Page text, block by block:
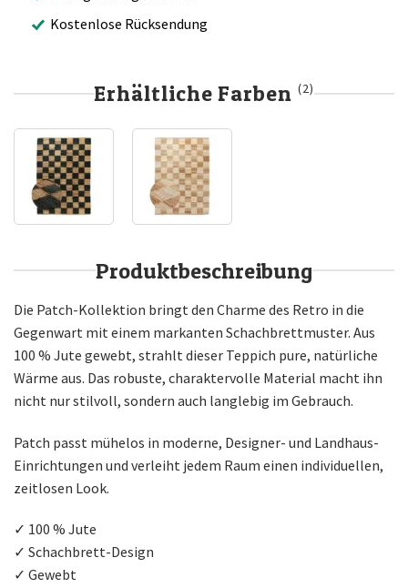
Kostenlose Rücksendung
Erhältliche Farben(2)
Produktbeschreibung
Die Patch-Kollektion bringt den Charme des Retro in die
Gegenwart mit einem markanten Schachbrettmuster. Aus
100 % Jute gewebt, strahlt dieser Teppich pure, natürliche
Wärme aus. Das robuste, charaktervolle Material macht ihn
nicht nur stilvoll, sondern auch langlebig im Gebrauch.
Patch passt mühelos in moderne, Designer- und Landhaus-
Einrichtungen und verleiht jedem Raum einen individuellen,
zeitlosen Look.
✓ 100 % Jute
✓ Schachbrett-Design
✓ Gewebt